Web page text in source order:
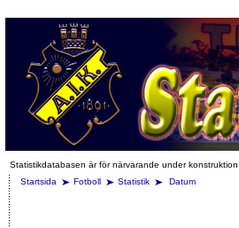
Statistikdatabasen är för närvarande under
Startsida
Fotboll Statistik Datum